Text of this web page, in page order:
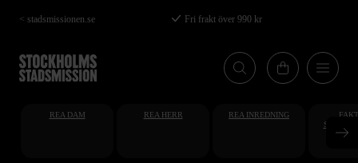
Hoppa
till
huvudinnehåll
< stadsmissionen.se Fri frakt över 990 kr
REA DAM REA HERR REA INREDNING